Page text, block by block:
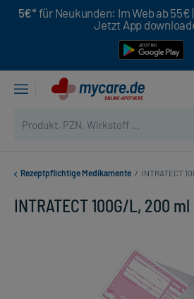
5€* für Neukunden: Im Web ab 55€
Jetzt App
Rezeptpflichtige Medikamente / INTRATECT
INTRATECT 100G/L, 200 ml